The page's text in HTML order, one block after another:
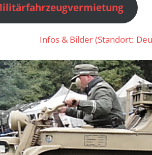
Infos & Bilder (Standort: